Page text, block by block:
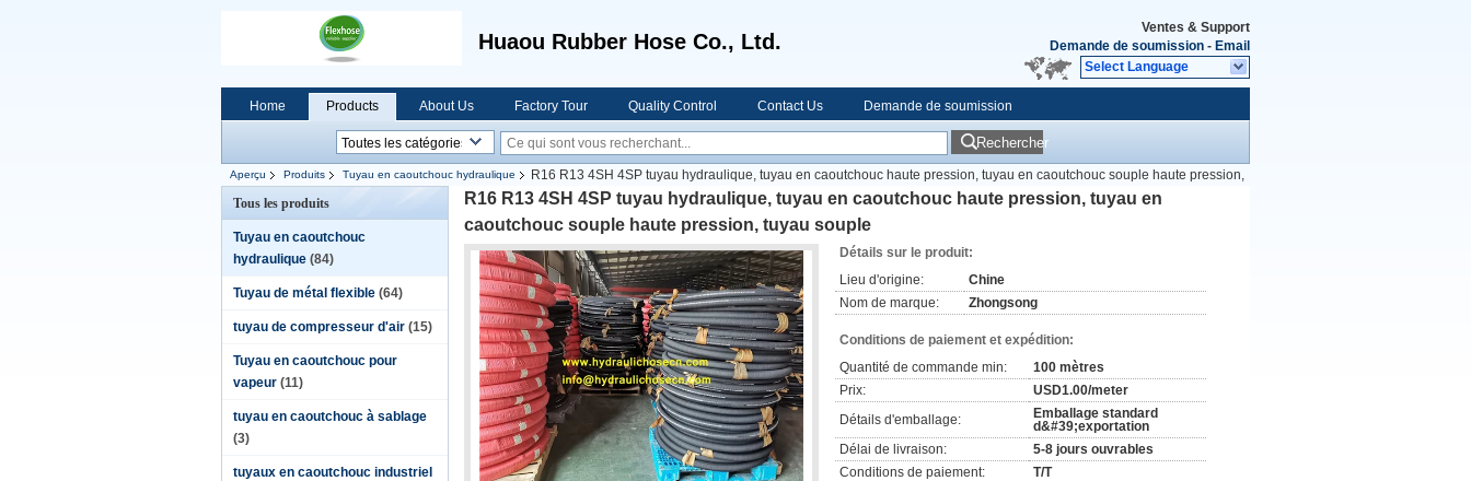
Huaou Rubber Hose Co., Ltd.
Ventes & Support
Demande de soumission - Email
Select Language
Home Products About Us Factory Tour Quality Control Contact Us Demande de soumission
Rechercher
Aperçu Produits Tuyau en caoutchouc hydraulique
R16 R13 4SH 4SP tuyau hydraulique, tuyau en caoutchouc haute pression, tuyau en caoutchouc souple haute pression,
tuyau souple
Tous les produits
Tuyau en caoutchouc
hydraulique (84)
Tuyau de métal flexible (64)
tuyau de compresseur d'air (15)
Tuyau en caoutchouc pour
vapeur (11)
tuyau en caoutchouc à sablage
(3)
tuyaux en caoutchouc industriel
R16 R13 4SH 4SP tuyau hydraulique, tuyau en caoutchouc haute pression, tuyau en
caoutchouc souple haute pression, tuyau souple
Détails sur le produit:
Lieu d'origine:
Chine
Nom de marque:
Zhongsong
Conditions de paiement et expédition:
Quantité de commande min:
100 mètres
Prix:
USD1.00/meter
Détails d'emballage:
Emballage standard
d&#39;exportation
Délai de livraison:
5-8 jours ouvrables
Conditions de paiement:
T/T